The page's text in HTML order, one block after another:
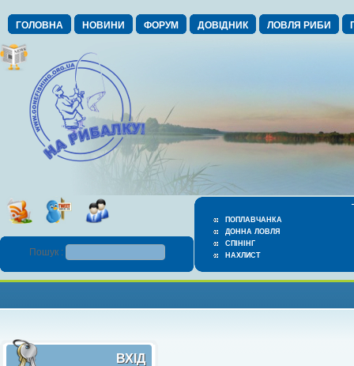
ГОЛОВНА НОВИНИ ФОРУМ ДОВІДНИК ЛОВЛЯ РИБИ
ПОПЛАВЧАНКА
ДОННА ЛОВЛЯ
СПІНІНГ
НАХЛИСТ
Пошук :
ВХІД